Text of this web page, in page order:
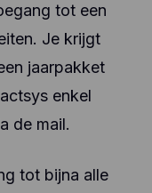
tot een
Je krijgt
jaarpakket
enkel
de mail.
tot bijna alle